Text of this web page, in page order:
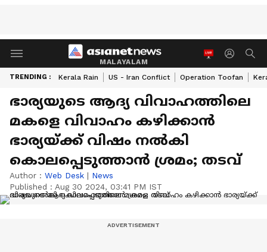
MALAYALAM
TRENDING : Kerala Rain US - Iran Conflict Operation Toofan
ഭാര്യയുടെ ആദ്യ വിവാഹത്തിലെ
മകളെ വിവാഹം കഴിക്കാൻ
ഭാര്യയ്ക്ക് വിഷം നൽകി
കൊലപ്പെടുത്താൻ ശ്രമം; തടവ്
Author : Web Desk | News
Published : Aug 30 2024, 03:41 PM IST